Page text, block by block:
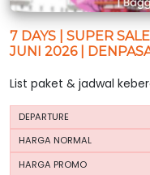
7 DAYS | SUPER
JUNI 2026 |
List paket & jadwal
PERIODE
HARGA